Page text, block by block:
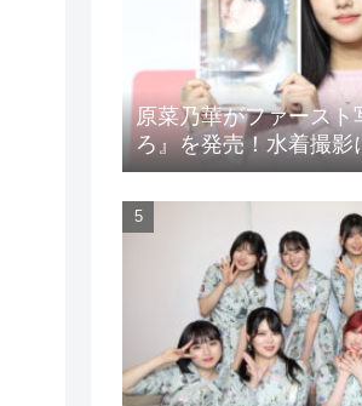
原菜乃華がファースト
ろ』を発売！水着撮影
筋トレを頑張りました